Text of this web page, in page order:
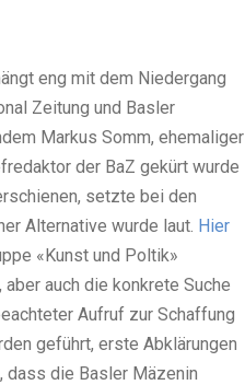
eng mit dem Niedergang
Zeitung und Basler
Markus Somm, ehemaliger
der BaZ gekürt wurde
setzte bei den
Alternative wurde laut. Hier
«Kunst und Poltik»
auch die konkrete Suche
Aufruf zur Schaffung
geführt, erste Abklärungen
dass die Basler Mäzenin